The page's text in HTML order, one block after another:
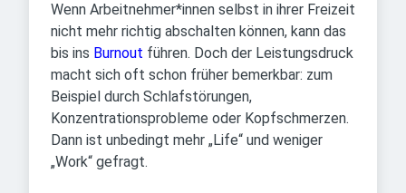
Wenn Arbeitnehmer*innen selbst in ihrer Freizeit
nicht mehr richtig abschalten können, kann das
bis ins Burnout führen. Doch der Leistungsdruck
macht sich oft schon früher bemerkbar: zum
Beispiel durch Schlafstörungen,
Konzentrationsprobleme oder Kopfschmerzen.
Dann ist unbedingt mehr „Life“ und weniger
„Work“ gefragt.